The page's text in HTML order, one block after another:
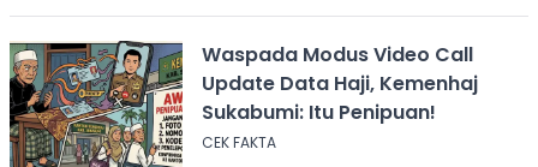
Waspada Modus Video Call
Update Data Haji, Kemenhaj
Sukabumi: Itu Penipuan!
CEK FAKTA